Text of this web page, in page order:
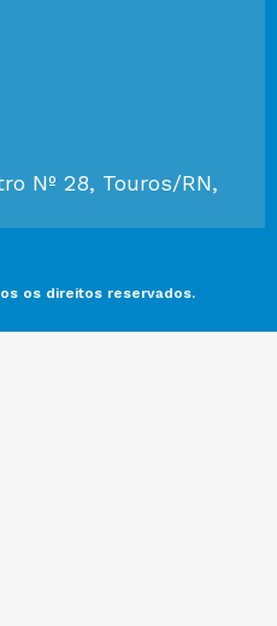
Nº 28, Touros/RN,
os direitos reservados.